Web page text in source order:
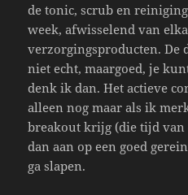
de tonic, scrub en
week, afwisselend van
verzorgingsproducten. De
niet echt, maargoed, je
denk ik dan. Het actieve
alleen nog maar als ik
breakout krijg (die tijd van
dan aan op een goed
ga slapen.